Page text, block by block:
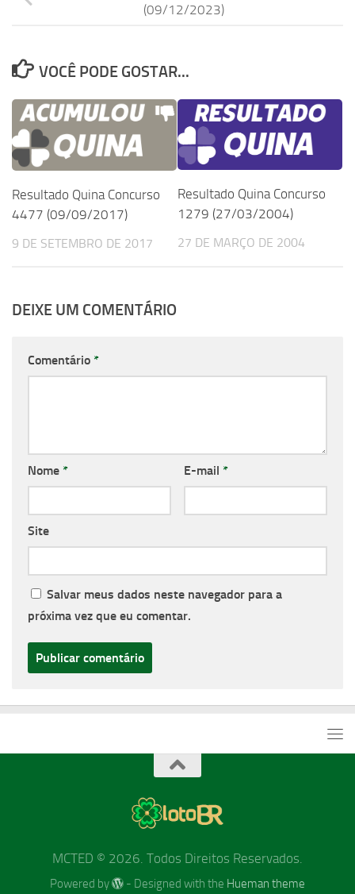
(09/12/2023)
VOCÊ PODE GOSTAR...
Resultado Quina Concurso
4477 (09/09/2017)
9 DE SETEMBRO DE 2017
Resultado Quina Concurso
1279 (27/03/2004)
27 DE MARÇO DE 2004
DEIXE UM COMENTÁRIO
Comentário *
Nome * E-mail *
Site
Salvar meus dados neste navegador para a
próxima vez que eu comentar.
MCTED © 2026. Todos Direitos Reservados.
Powered by - Designed with the Hueman theme